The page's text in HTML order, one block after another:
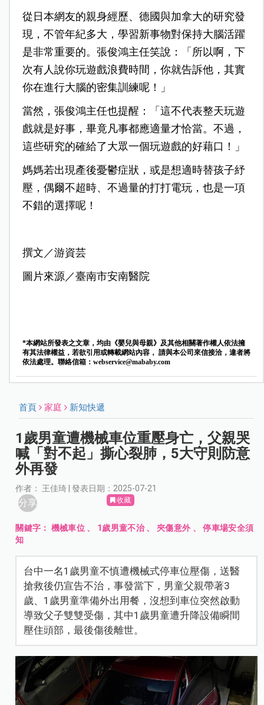
從日本網友的親身經歷、德國與加拿大的研究發
現，不管年紀多大，學習新事物對保持大腦活躍
是非常重要的。張俊鴻主任笑說：「所以啊，下
次有人說你玩遊戲浪費時間，你就告訴他，其實
你在進行大腦的密集訓練呢！」
當然，張俊鴻主任也提醒：「這不代表整天玩遊
戲就是好事，畢竟凡事都應適量才恰當。不過，
這些研究的確給了大眾一個玩遊戲的好藉口！」
媽媽若出現產後憂鬱症狀，或是想適時替孩子紓
壓，偶爾不超時、不過量的打打電玩，也是一項
不錯的選擇呢！
撰文／游資芸
圖片來源／臺南市安南醫院
*本網站所發表之文章，均由《嬰兒與母親》及其他相關著作權人依法擁
有其法律權益，若欲引用或轉載網站內容， 請與本公司來信接洽，違者將
依法處理。聯絡信箱： webservice@mababy.com
首頁 家庭 新知快遞
1歲男童遭機械車位重壓身亡，父親哭
喊「對不起」撕心裂肺，5大守則防意
外再發
作者： 王佳琦 | 發表日期：2025-07-21
分享 收藏
關鍵字： 機械車位 、 1歲男童不治、 夾傷意外、停車場安全須
知
台中一名1歲男童不慎遭機械式停車位壓傷，送醫
搶救後仍宣告不治，事發當下，男童父親帶著3
歲、1歲男童準備外出用餐，沒想到車位突然啟動
導致父子雙雙受傷，其中1歲男童遭升降設備瞬間
壓住頭部，最後傷後離世。